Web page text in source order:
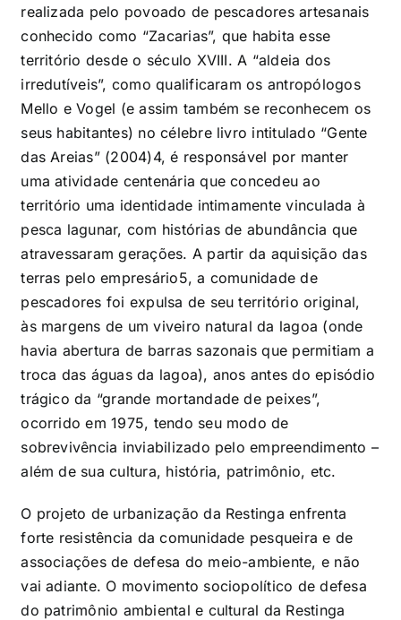
realizada pelo povoado de pescadores artesanais
conhecido como “Zacarias”, que habita esse
território desde o século XVIII. A “aldeia dos
irredutíveis”, como qualificaram os antropólogos
Mello e Vogel (e assim também se reconhecem os
seus habitantes) no célebre livro intitulado “Gente
das Areias” (2004)4, é responsável por manter
uma atividade centenária que concedeu ao
território uma identidade intimamente vinculada à
pesca lagunar, com histórias de abundância que
atravessaram gerações. A partir da aquisição das
terras pelo empresário5, a comunidade de
pescadores foi expulsa de seu território original,
às margens de um viveiro natural da lagoa (onde
havia abertura de barras sazonais que permitiam a
troca das águas da lagoa), anos antes do episódio
trágico da “grande mortandade de peixes”,
ocorrido em 1975, tendo seu modo de
sobrevivência inviabilizado pelo empreendimento –
além de sua cultura, história, patrimônio, etc.
O projeto de urbanização da Restinga enfrenta
forte resistência da comunidade pesqueira e de
associações de defesa do meio-ambiente, e não
vai adiante. O movimento sociopolítico de defesa
do patrimônio ambiental e cultural da Restinga